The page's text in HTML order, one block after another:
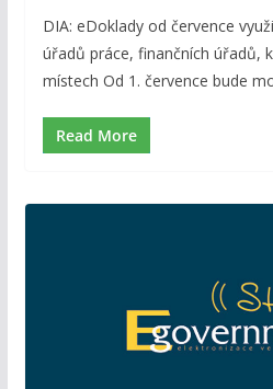
DIA: eDoklady od července
úřadů práce, finančních úřadů,
místech Od 1. července bude
Read More